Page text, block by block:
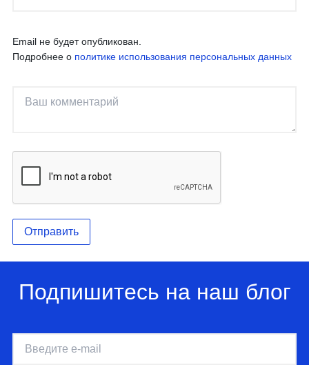
Email не будет опубликован.
Подробнее о политике использования персональных данных
Отправить
Подпишитесь на наш блог